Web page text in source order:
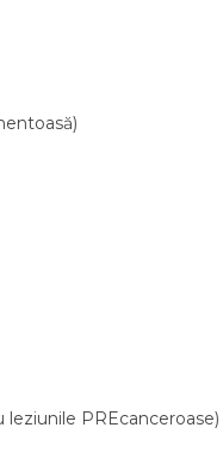
PREcanceroase)